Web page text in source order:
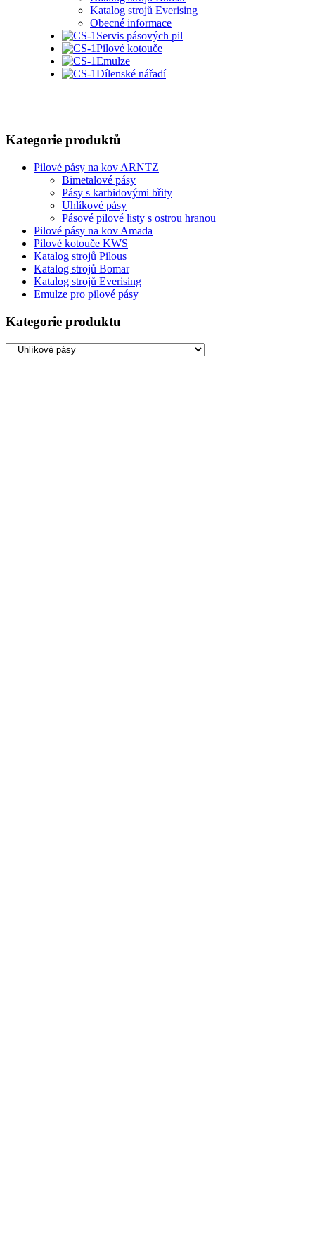
Katalog strojů Everising
Obecné informace
Servis pásových pil
Pilové kotouče
Emulze
Dílenské nářadí
Kategorie produktů
Pilové pásy na kov ARNTZ
Bimetalové pásy
Pásy s karbidovými břity
Uhlíkové pásy
Pásové pilové listy s ostrou hranou
Pilové pásy na kov Amada
Pilové kotouče KWS
Katalog strojů Pilous
Katalog strojů Bomar
Katalog strojů Everising
Emulze pro pilové pásy
Kategorie produktu